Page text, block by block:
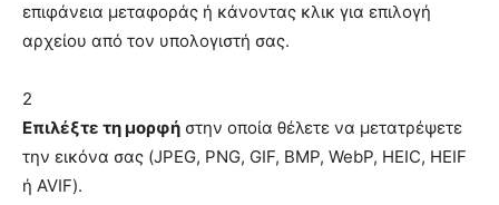
επιφάνεια μεταφοράς ή κάνοντας κλικ για επιλογή
αρχείου από τον υπολογιστή σας.
2
Επιλέξτε τη μορφή στην οποία θέλετε να μετατρέψετε
την εικόνα σας (JPEG, PNG, GIF, BMP, WebP, HEIC, HEIF
ή AVIF).